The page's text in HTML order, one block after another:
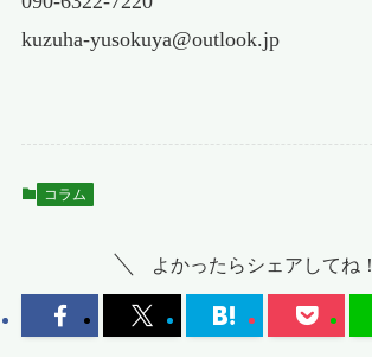
kuzuha-yusokuya@outlook.jp
コラム
よかったらシェアしてね！